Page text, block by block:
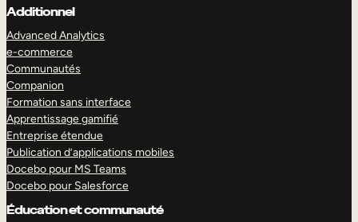
Additionnel
Advanced Analytics
e-commerce
Communautés
Companion
Formation sans interface
Apprentissage gamifié
Entreprise étendue
Publication d’applications mobiles
Docebo pour MS Teams
Docebo pour Salesforce
Éducation et communauté